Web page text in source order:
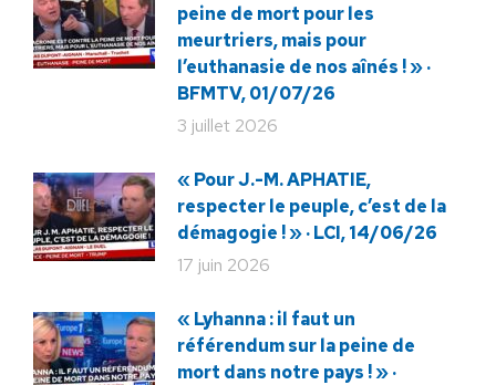
peine de mort pour les
meurtriers, mais pour
l’euthanasie de nos aînés ! » ·
BFMTV, 01/07/26
3 juillet 2026
« Pour J.-M. APHATIE,
respecter le peuple, c’est de la
démagogie ! » · LCI, 14/06/26
17 juin 2026
« Lyhanna : il faut un
référendum sur la peine de
mort dans notre pays ! » ·